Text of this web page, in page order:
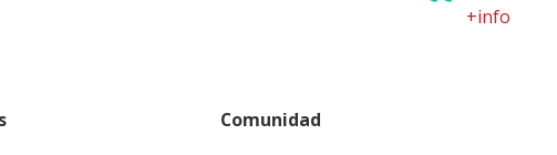
+info
Comunidad